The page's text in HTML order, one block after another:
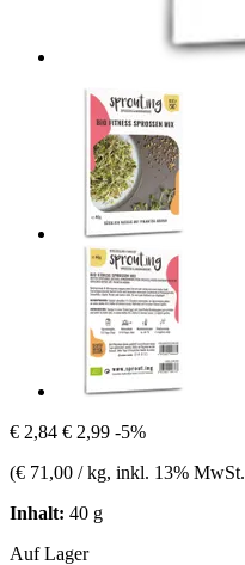
€ 2,84 € 2,99 -5%
(€ 71,00 / kg, inkl. 13% MwSt.
Inhalt: 40 g
Auf Lager